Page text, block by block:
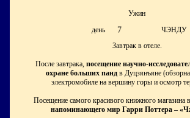
Ужин
день
7
ЧЭНДУ
Завтрак в отеле.
После завтрака, посещение научно-
охране больших панд в Дуцзянъяне
электромобиле на вершину горы и осмотр
Посещение самого красивого книжного магазина
напоминающего мир Гарри Поттера –